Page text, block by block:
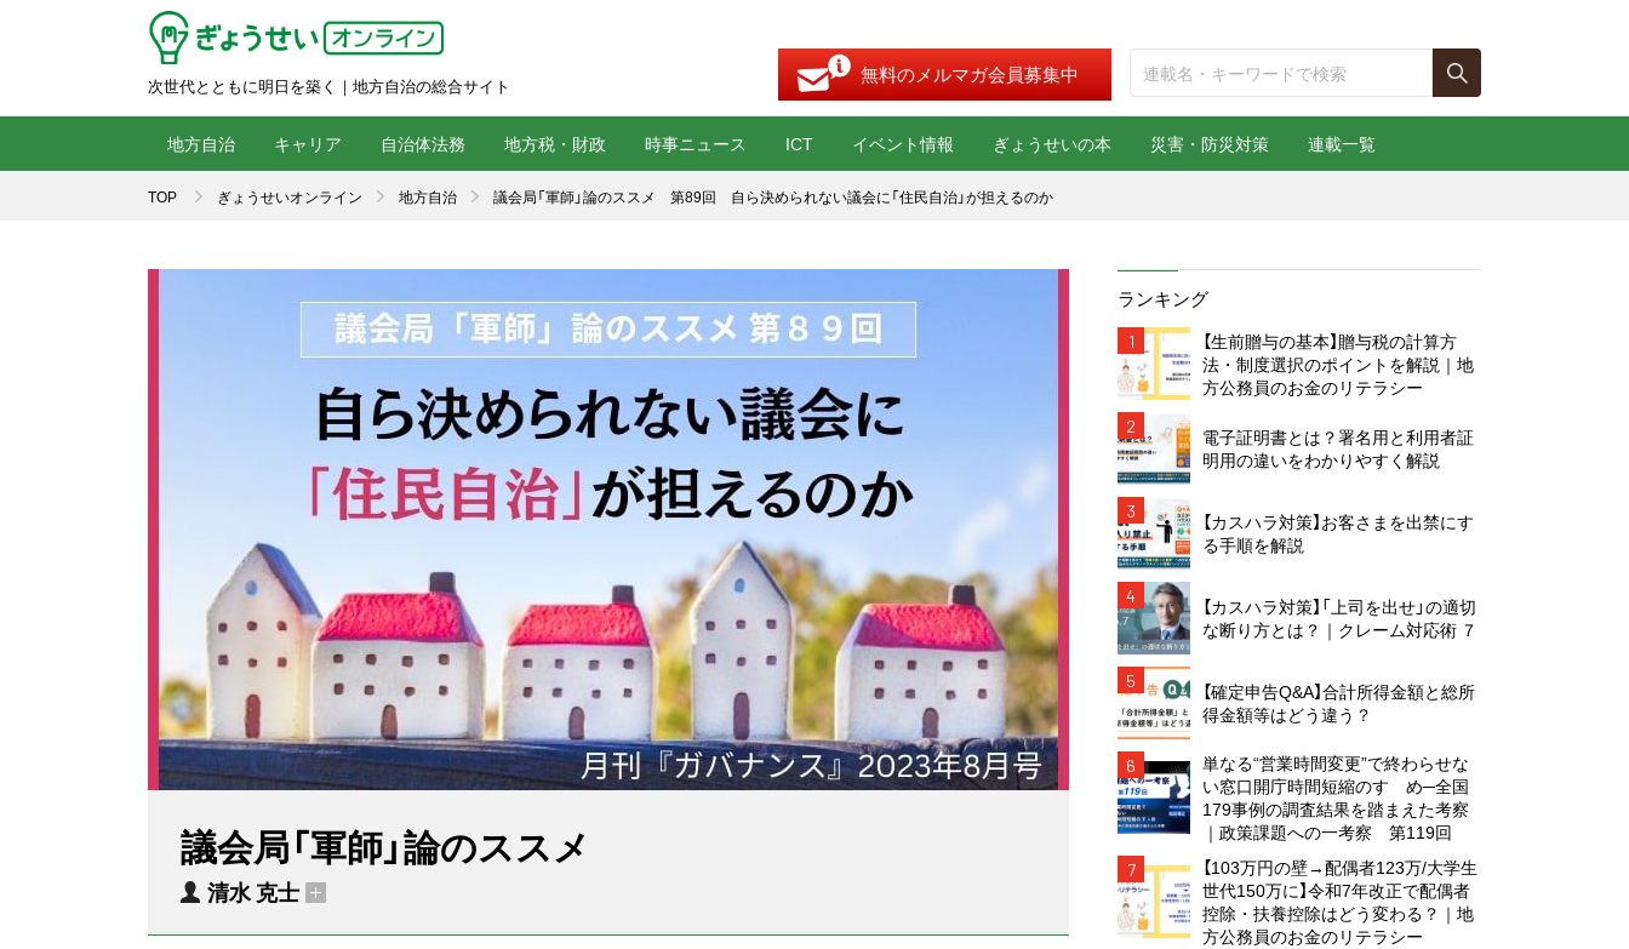
次世代とともに明日を築く｜地方自治の総合サイト 無料のメルマガ会員募集中
地方自治 キャリア 自治体法務 地方税・財政 時事ニュース ICT イベント情報 ぎょうせいの本 災害・防災対策 連載一覧
TOP ぎょうせいオンライン 地方自治 議会局「軍師」論のススメ 第89回 自ら決められない議会に「住民自治」が担えるのか
議会局「軍師」論のススメ
清水 克士
ランキング
1
【生前贈与の基本】贈与税の計算方
法・制度選択のポイントを解説｜地
方公務員のお金のリテラシー
2
電子証明書とは？署名用と利用者証
明用の違いをわかりやすく解説
3
【カスハラ対策】お客さまを出禁にす
る手順を解説
4
【カスハラ対策】「上司を出せ」の適切
な断り方とは？｜クレーム対応術 ７
5
【確定申告Q&A】合計所得金額と総所
得金額等はどう違う？
6
単なる“営業時間変更”で終わらせな
い窓口開庁時間短縮のすゝめ─全国
179事例の調査結果を踏まえた考察
｜政策課題への一考察 第119回
7
【103万円の壁→配偶者123万/大学生
世代150万に】令和7年改正で配偶者
控除・扶養控除はどう変わる？｜地
方公務員のお金のリテラシー